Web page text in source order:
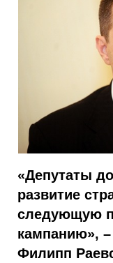
«Депутаты
развитие
следующую
кампанию»,
Филипп